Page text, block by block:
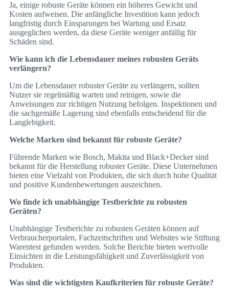
Ja, einige robuste Geräte können ein höheres Gewicht und
Kosten aufweisen. Die anfängliche Investition kann jedoch
langfristig durch Einsparungen bei Wartung und Ersatz
ausgeglichen werden, da diese Geräte weniger anfällig für
Schäden sind.
Wie kann ich die Lebensdauer meines robusten Geräts
verlängern?
Um die Lebensdauer robuster Geräte zu verlängern, sollten
Nutzer sie regelmäßig warten und reinigen, sowie die
Anweisungen zur richtigen Nutzung befolgen. Inspektionen und
die sachgemäße Lagerung sind ebenfalls entscheidend für die
Langlebigkeit.
Welche Marken sind bekannt für robuste Geräte?
Führende Marken wie Bosch, Makita und Black+Decker sind
bekannt für die Herstellung robuster Geräte. Diese Unternehmen
bieten eine Vielzahl von Produkten, die sich durch hohe Qualität
und positive Kundenbewertungen auszeichnen.
Wo finde ich unabhängige Testberichte zu robusten
Geräten?
Unabhängige Testberichte zu robusten Geräten können auf
Verbraucherportalen, Fachzeitschriften und Websites wie Stiftung
Warentest gefunden werden. Solche Berichte bieten wertvolle
Einsichten in die Leistungsfähigkeit und Zuverlässigkeit von
Produkten.
Was sind die wichtigsten Kaufkriterien für robuste Geräte?